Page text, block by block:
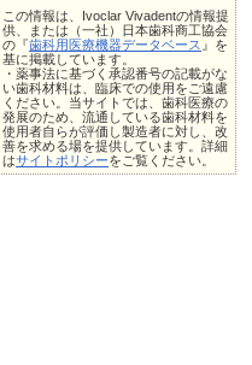
この情報は、Ivoclar Vivadentの情報提
供、または（一社）日本歯科商工協会
の『歯科用医療機器データベース 』を
基に掲載しています。
・薬事法に基づく承認番号の記載がな
い歯科材料は、臨床での使用をご遠慮
ください。当サイトでは、歯科医療の
発展のため、流通している歯科材料を
使用者自らが評価し製造者に対し、改
善を求める場を提供しています。詳細
はサイトポリシーをご覧ください。